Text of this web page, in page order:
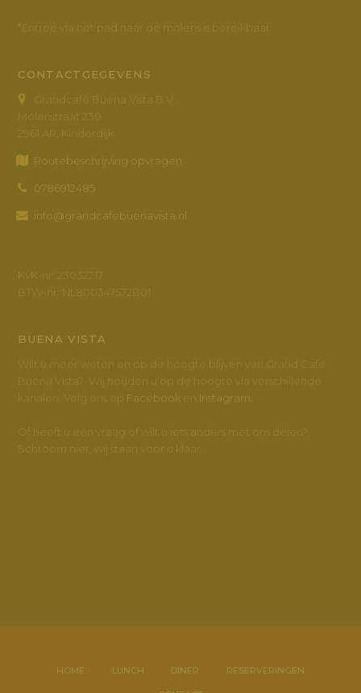
*Entree via het pad naar de molens is bereikbaar
CONTACTGEGEVENS
Grandcafé Buena Vista B.V.
Molenstraat 230
2961 AR, Kinderdijk
Routebeschrijving opvragen
0786912485
info@grandcafebuenavista.nl
KvK-nr: 23032217
BTW-nr: NL800347572B01
BUENA VISTA
Wilt u meer weten en op de hoogte blijven van Grand Café
Buena Vista? Wij houden u op de hoogte via verschillende
kanalen. Volg ons op Facebook Instagram.
Of heeft u een vraag of wilt u iets anders met ons delen?
Schroom niet, wij staan voor u klaar.
HOME LUNCH DINER RESERVERINGEN